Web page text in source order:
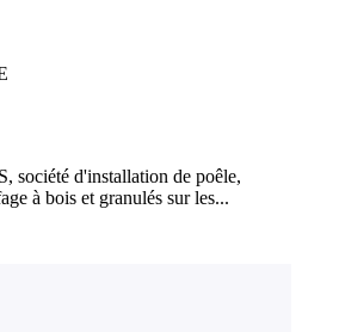
société d'installation de poêle,
à bois et granulés sur les...